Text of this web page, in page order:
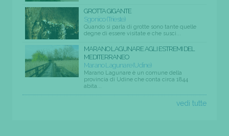
GROTTA GIGANTE
Sgonico (Trieste)
Quando si parla di grotte sono tante quelle
degne di essere visitate e che susci...
MARANO LAGUNARE AGLI ESTREMI DEL
MEDITERRANEO
Marano Lagunare (Udine)
Marano Lagunare è un comune della
provincia di Udine che conta circa 1844
abita...
vedi tutte